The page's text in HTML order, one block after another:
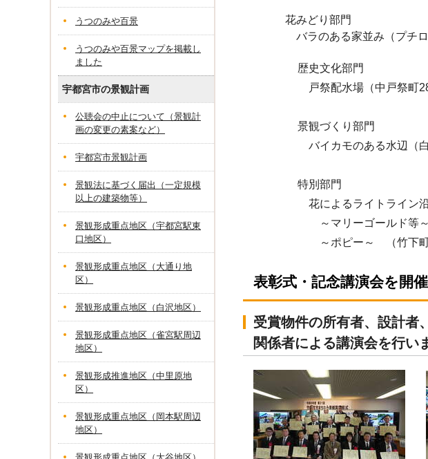
花みどり部門
バラのある家並み（プチロ
歴史文化部門
戸祭配水場（中戸祭町
景観づくり部門
バイカモのある水辺（白沢
特別部門
花によるライトライン沿
～マリーゴールド等～ （
～ポピー～ （竹下町
表彰式・記念講演会を開
受賞物件の所有者、設計者
関係者による講演会を行い
うつのみや百景
うつのみや百景マップを掲載し
ました
宇都宮市の景観計画
公聴会の中止について（景観計
画の変更の素案など）
宇都宮市景観計画
景観法に基づく届出（一定規模
以上の建築物等）
景観形成重点地区（宇都宮駅東
口地区）
景観形成重点地区（大通り地
区）
景観形成重点地区（白沢地区）
景観形成重点地区（雀宮駅周辺
地区）
景観形成推進地区（中里原地
区）
景観形成重点地区（岡本駅周辺
地区）